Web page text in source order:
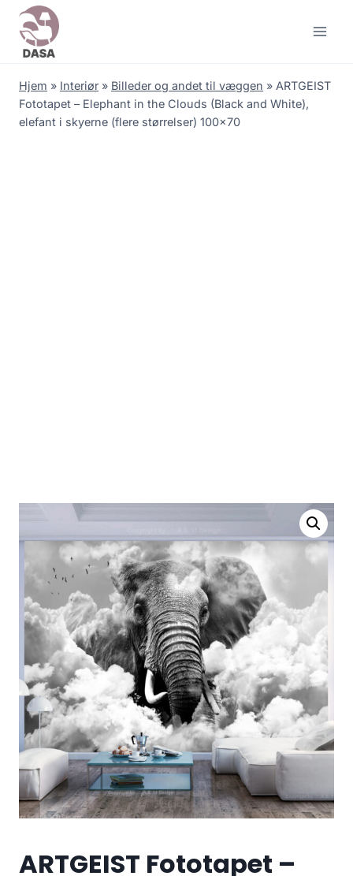
Skip
content
Hjem » Interiør » Billeder og andet til væggen » ARTGEIST
Fototapet – Elephant in the Clouds (Black and White),
elefant i skyerne (flere størrelser) 100×70
ARTGEIST Fototapet –